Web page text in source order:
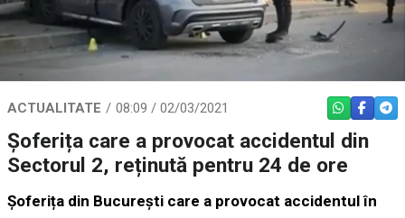
ACTUALITATE 08:09 / 02/03/2021 WHATSAPP
Șoferița care a provocat accidentul din
Sectorul 2, reținută pentru 24 de ore
Șoferița din București care a provocat accidentul în